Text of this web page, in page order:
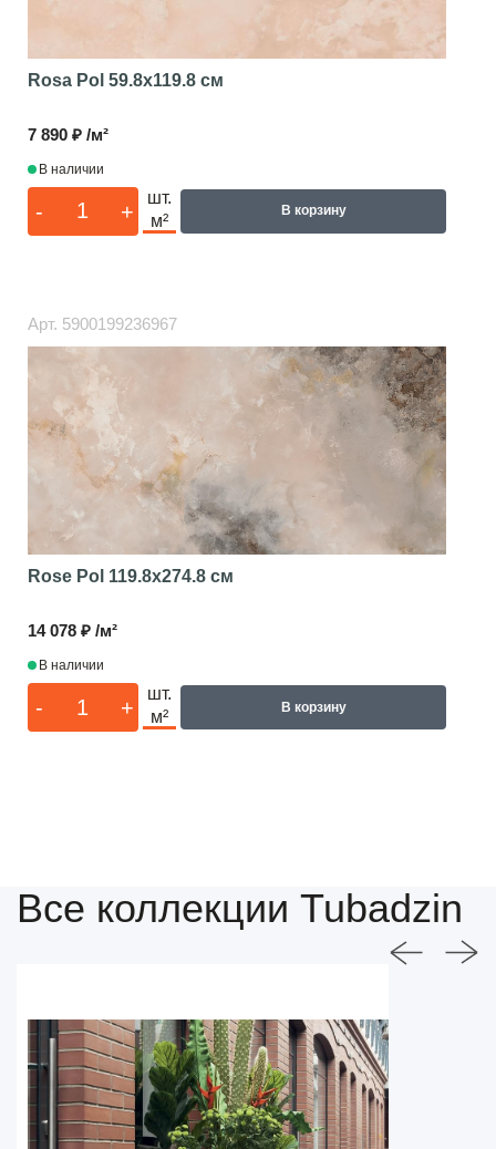
Rosa Pol 59.8x119.8 см
7 890 ₽ /м²
В наличии
- +
шт.
м²
В корзину
Арт. 5900199236967
Rose Pol 119.8x274.8 см
14 078 ₽ /м²
В наличии
- +
шт.
м²
В корзину
Все коллекции Tubadzin